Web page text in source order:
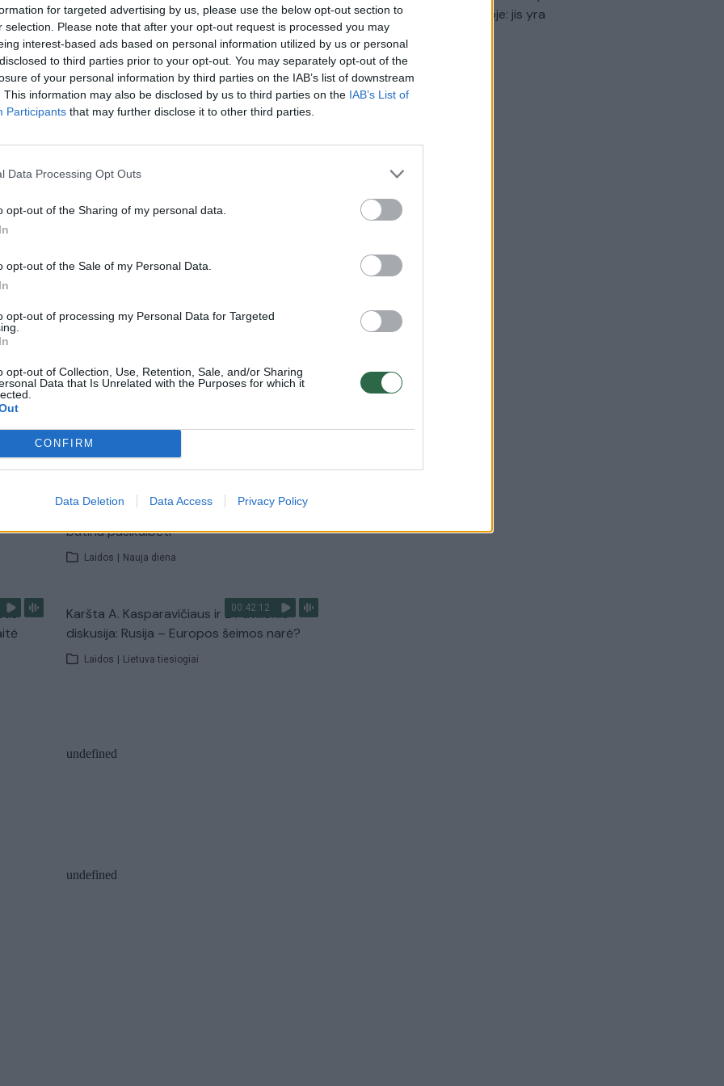
for targeted advertising by us, please use the below opt-out section to
selection. Please note that after your opt-out request is processed you may
interest-based ads based on personal information utilized by us or personal
to third parties prior to your opt-out. You may separately opt-out of the
of your personal information by third parties on the IAB’s list of downstream
This information may also be disclosed by us to third parties on the IAB’s List of
Participants that may further disclose it to other third parties.
Data Processing Opt Outs
opt-out of the Sharing of my personal data.
opt-out of the Sale of my Personal Data.
opt-out of processing my Personal Data for Targeted
opt-out of Collection, Use, Retention, Sale, and/or Sharing
Data that Is Unrelated with the Purposes for which it
CONFIRM
Data Deletion Data Access Privacy Policy
tik Lrytas.TV naminukė
Visi įrašai
–
Liūdna vyresnio amžiaus dirbančiųjų
užgaulūs įvardžiai
Nyderlanduose apgynė čempionų vardą
Ruošiantis naujiems mokslo metams –
vaikų teisių tarnybos primena: štai apie ką
būtina pasikalbėti
Laidos | Nauja diena
00:42:12
Karšta A. Kasparavičiaus ir Ž Pavilionio
diskusija: Rusija – Europos šeimos narė?
Laidos | Lietuva tiesiogiai
įsitvirtinti Ukrainos politikoje: jis yra
neteisus
Laidos | Nauja diena